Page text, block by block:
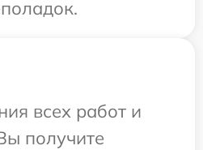
всех работ и
получите